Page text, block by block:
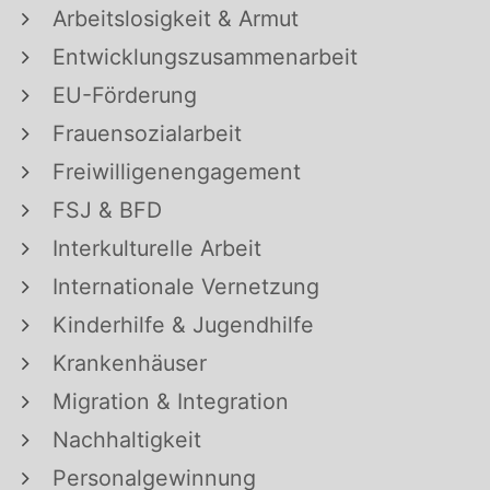
Arbeitslosigkeit & Armut
Entwicklungszusammenarbeit
EU-Förderung
Frauensozialarbeit
Freiwilligenengagement
FSJ & BFD
Interkulturelle Arbeit
Internationale Vernetzung
Kinderhilfe & Jugendhilfe
Krankenhäuser
Migration & Integration
Nachhaltigkeit
Personalgewinnung